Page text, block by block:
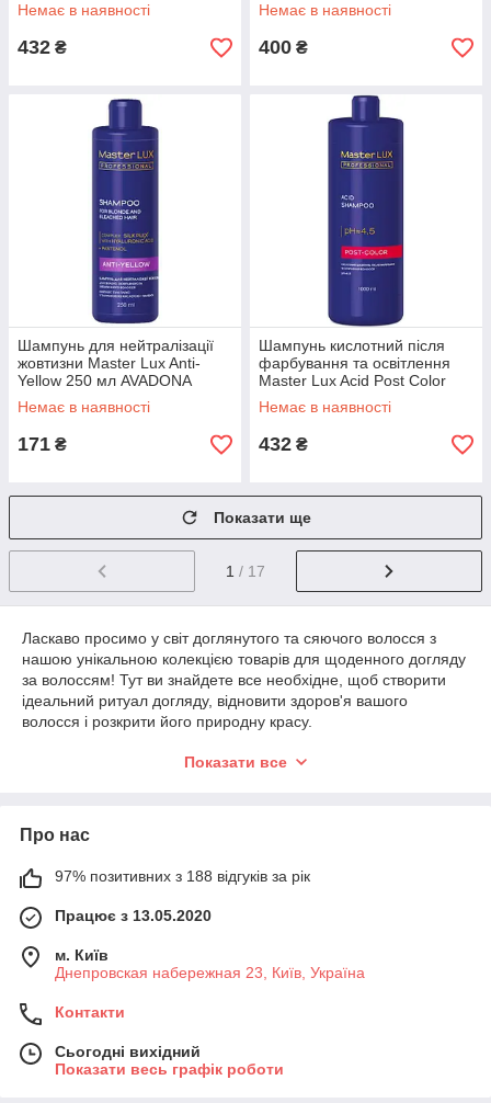
Немає в наявності
432 ₴
Немає в наявності
400 ₴
Шампунь для нейтралізації
жовтизни Master Lux Anti-
Yellow 250 мл AVADONA
Немає в наявності
171 ₴
Шампунь кислотний після
фарбування та освітлення
Master Lux Acid Post Color
1000 мл
Немає в наявності
432 ₴
Показати ще
1 / 17
Ласкаво просимо у світ доглянутого та сяючого волосся з
нашою унікальною колекцією товарів для щоденного догляду
за волоссям! Тут ви знайдете все необхідне, щоб створити
ідеальний ритуал догляду, відновити здоров'я вашого
волосся і розкрити його природну красу.
результатів салонної якості прямо у себе вдома. Присвятіть
винагородять вас своїм здоров'ям та красою.
Наші товари для щоденного догляду - якість та результат:
Зволоження та харчування: Наша колекція включає
шампуні та кондиціонери з унікальними формулами, які
зволожують і живлять волосся, роблячи його м'яким,
шовковистим і блискучим.
захисту волосся від шкідливого впливу навколишнього
середовища, ультрафіолету та термічних інструментів.
Показати все
Про нас
97% позитивних з 188 відгуків за рік
Працює з 13.05.2020
м. Київ
Днепровская набережная 23, Київ, Україна
Контакти
Сьогодні вихідний
Показати весь графік роботи